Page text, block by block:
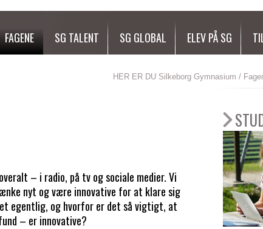
FAGENE SG TALENT SG GLOBAL ELEV PÅ SG
HER ER DU Silkeborg Gymnasium /
– i radio, på tv og sociale medier. Vi
nyt og være innovative for at klare sig
egentlig, og hvorfor er det så vigtigt, at
– er innovative?